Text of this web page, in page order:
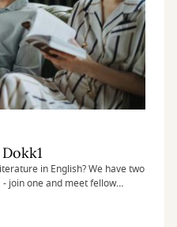
in English? We have two
join one and meet fellow